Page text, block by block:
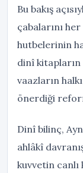
Bu bakış
çabalarını
hutbelerinin
dinî kitapların
vaazların
önerdiği
Dinî bilinç,
ahlâkî
kuvvetin canlı